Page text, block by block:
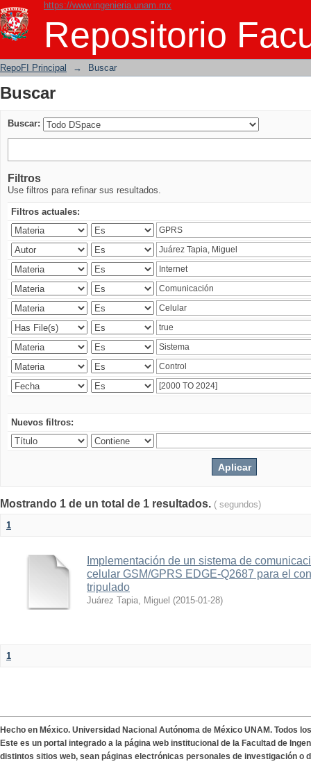
https://www.ingenieria.unam.mx
Repositorio
Buscar
RepoFI Principal → Buscar
Buscar
Buscar:
Filtros
Use filtros para refinar sus resultados.
Filtros actuales:
Nuevos filtros:
Mostrando 1 de un total de 1 resultados. ( segundos)
1
Implementación de un sistema de
celular GSM/GPRS EDGE-Q2687 para el
tripulado
Juárez Tapia, Miguel (2015-01-28)
1
Hecho en México. Universidad Nacional Autónoma de México UNAM. Todos
Este es un portal integrado a la página web institucional de la Facultad de
distintos sitios web, sean páginas electrónicas personales de investigación o